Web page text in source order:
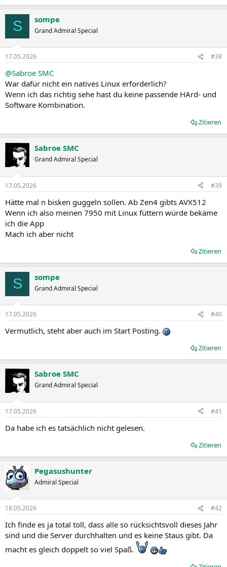
S sompe
Grand Admiral Special
17.05.2026 #38
@Sabroe SMC
War dafür nicht ein natives Linux erforderlich?
Wenn ich das richtig sehe hast du keine passende HArd- und
Software Kombination.
Zitieren
Sabroe SMC
Grand Admiral Special
17.05.2026 #39
Hätte mal n bisken guggeln sollen. Ab Zen4 gibts AVX512
Wenn ich also meinen 7950 mit Linux füttern würde bekäme
ich die App
Mach ich aber nicht
Zitieren
S sompe
Grand Admiral Special
17.05.2026 #40
Vermutlich, steht aber auch im Start Posting.
Zitieren
Sabroe SMC
Grand Admiral Special
17.05.2026 #41
Da habe ich es tatsächlich nicht gelesen.
Zitieren
Pegasushunter
Admiral Special
18.05.2026 #42
Ich finde es ja total toll, dass alle so rücksichtsvoll dieses Jahr
sind und die Server durchhalten und es keine Staus gibt. Da
macht es gleich doppelt so viel Spaß.